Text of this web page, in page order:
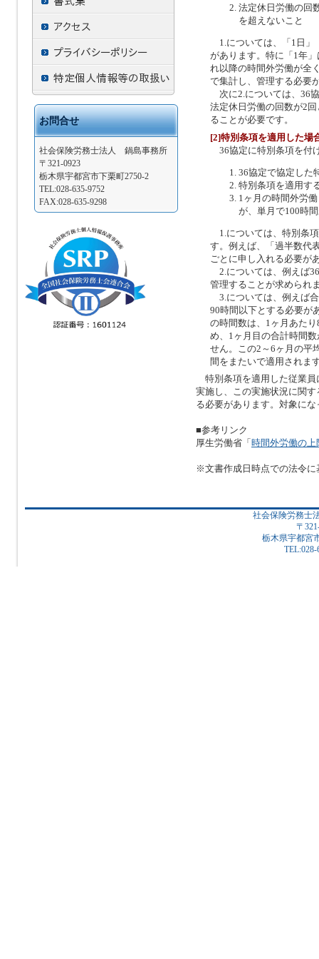
法定休日労働の回
を超えないこと
1.については、「1日」
があります。特に「1年
れ以降の時間外労働が全
で集計し、管理する必要
次に2.については、36
法定休日労働の回数が2
ることが必要です。
[2]特別条項を適用した場
36協定に特別条項を付
36協定で協定した
特別条項を適用す
1ヶ月の時間外労
が、単月で100時
1.については、特別条
す。例えば、「過半数代
ごとに申し入れる必要が
2.については、例えば
管理することが求められ
3.については、例えば
90時間以下とする必要が
の時間数は、1ヶ月あた
め、1ヶ月目の合計時間
せん。この2～6ヶ月の平
間をまたいで適用されま
特別条項を適用した従業員
実施し、この実施状況に関
る必要があります。対象に
■参考リンク
厚生労働省「 時間外労働の
※文書作成日時点での法令
お問合せ
社会保険労務士法人 鍋島事務所
〒321-0923
栃木県宇都宮市下栗町2750-2
TEL:028-635-9752
FAX:028-635-9298
社会保険労務士
〒
栃木県宇都宮
TEL:028-